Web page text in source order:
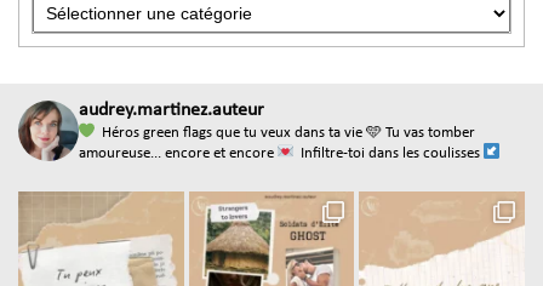
audrey.martinez.auteur
Héros green flags que tu veux dans ta vie 🩵 Tu vas tomber
amoureuse... encore et encore
Infiltre-toi dans les coulisses